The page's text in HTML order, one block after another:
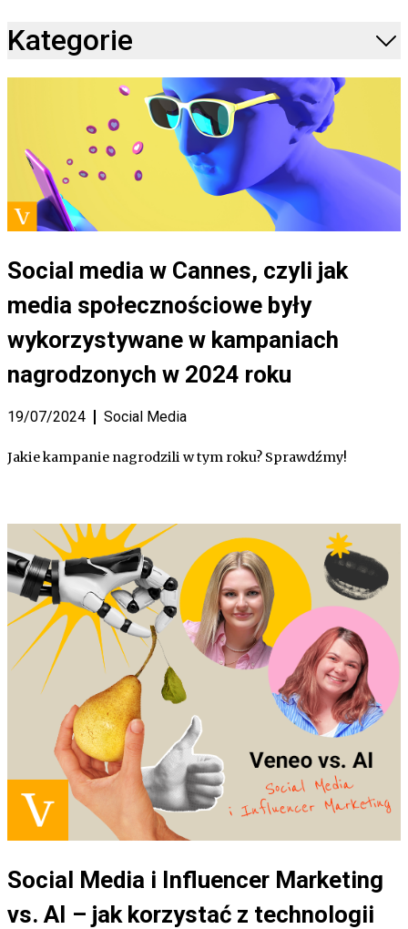
Social media w Cannes, czyli jak
media społecznościowe były
wykorzystywane w kampaniach
nagrodzonych w 2024 roku
19/07/2024 Social Media
Jakie kampanie nagrodzili w tym roku? Sprawdźmy!
Social Media i Influencer Marketing
vs. AI – jak korzystać z technologii
Kategorie